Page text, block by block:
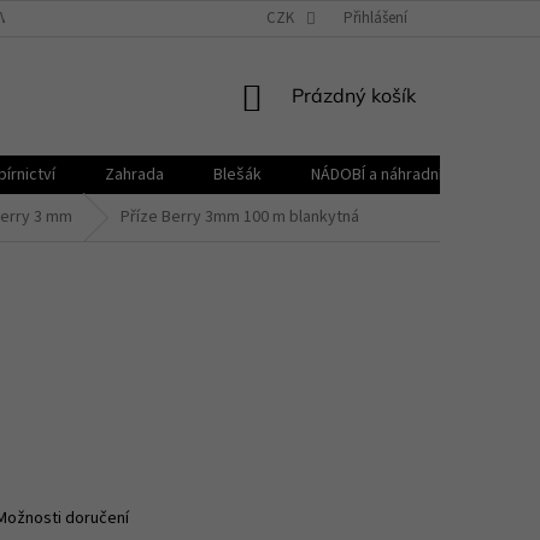
VŠEOBECNÉ OBCHODNÍ PODMÍNKY REKLAMAČNÍ ŘÁD
CZK Přihlášení
NÁKUPNÍ
Prázdný košík
Zahrada Blešák
NÁDOBÍ a náhradní díly KELOmat
3 mm
Příze Berry 3mm 100 m blankytná
doručení